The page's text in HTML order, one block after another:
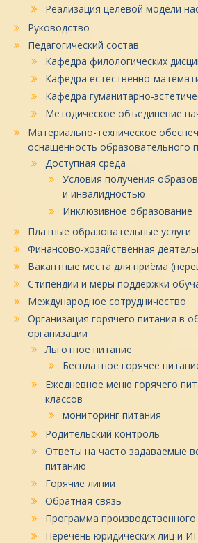
Реализация целевой модели
Руководство
Педагогический состав
Кафедра филологических
Кафедра естественно-
Кафедра гуманитарно-
Методическое объединение
Материально-техническое
оснащенность образовательного
Доступная среда
Условия получения
и инвалидностью
Инклюзивное образование
Платные образовательные услуги
Финансово-хозяйственная
Вакантные места для приёма
Стипендии и меры поддержки
Международное сотрудничество
Организация горячего питания в
организации
Льготное питание
Бесплатное горячее
Ежедневное меню горячего
классов
мониторинг питания
Родительский контроль
Ответы на часто задаваемые
питанию
Горячие линии
Обратная связь
Программа
Перечень юридических лиц и